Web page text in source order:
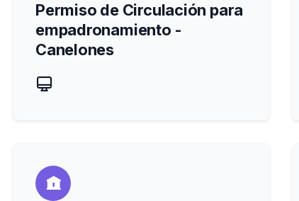
Permiso de Circulación para
empadronamiento -
Canelones